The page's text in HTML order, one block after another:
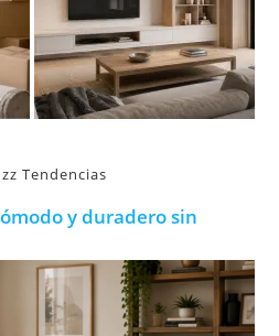
Tendencias
y duradero sin